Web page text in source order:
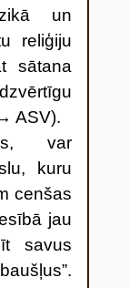
un
reliģiju
sātana
ASV).
var
kuru
cenšas
jau
savus